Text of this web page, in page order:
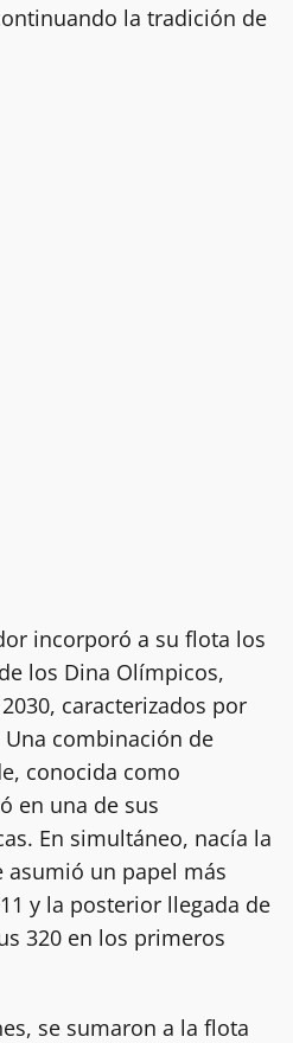
la tradición de
incorporó a su flota los
los Dina Olímpicos,
caracterizados por
combinación de
conocida como
en una de sus
En simultáneo, nacía la
asumió un papel más
y la posterior llegada de
320 en los primeros
se sumaron a la flota